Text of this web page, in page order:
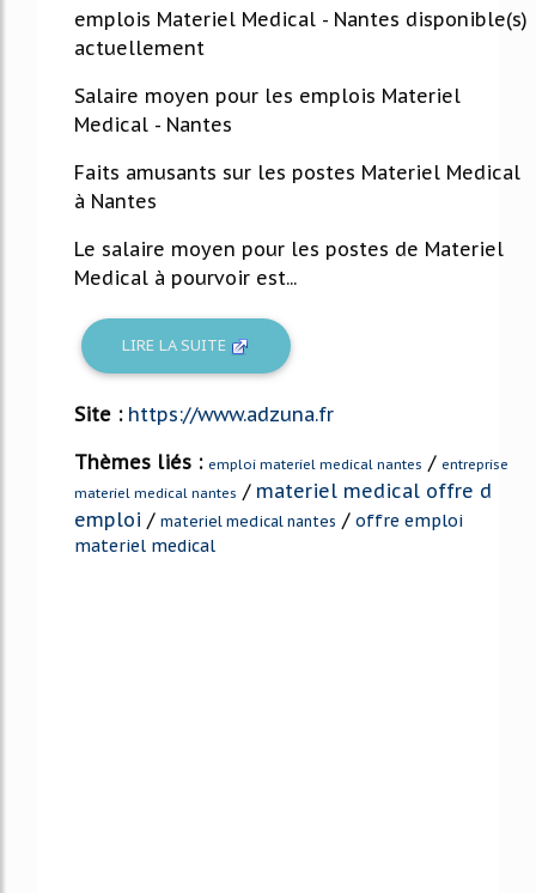
emplois Materiel Medical - Nantes disponible(s)
actuellement
Salaire moyen pour les emplois Materiel
Medical - Nantes
Faits amusants sur les postes Materiel Medical
à Nantes
Le salaire moyen pour les postes de Materiel
Medical à pourvoir est...
LIRE LA SUITE
Site : https://www.adzuna.fr
Thèmes liés : emploi materiel medical nantes / entreprise
materiel medical nantes / materiel medical offre d
emploi / materiel medical nantes / offre emploi
materiel medical